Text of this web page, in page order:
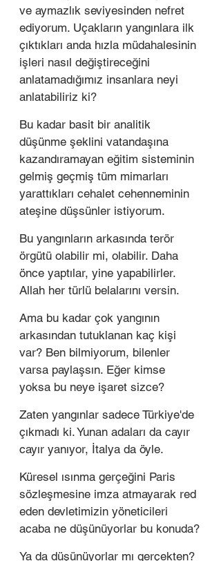
ve aymazlık seviyesinden nefret
ediyorum. Uçakların yangınlara ilk
çıktıkları anda hızla müdahalesinin
işleri nasıl değiştireceğini
anlatamadığımız insanlara neyi
anlatabiliriz ki?
Bu kadar basit bir analitik
düşünme şeklini vatandaşına
kazandıramayan eğitim sisteminin
gelmiş geçmiş tüm mimarları
yarattıkları cehalet cehenneminin
ateşine düşsünler istiyorum.
Bu yangınların arkasında terör
örgütü olabilir mi, olabilir. Daha
önce yaptılar, yine yapabilirler.
Allah her türlü belalarını versin.
Ama bu kadar çok yangının
arkasından tutuklanan kaç kişi
var? Ben bilmiyorum, bilenler
varsa paylaşsın. Eğer kimse
yoksa bu neye işaret sizce?
Zaten yangınlar sadece Türkiye'de
çıkmadı ki. Yunan adaları da cayır
cayır yanıyor, İtalya da öyle.
Küresel ısınma gerçeğini Paris
sözleşmesine imza atmayarak red
eden devletimizin yöneticileri
acaba ne düşünüyorlar bu konuda?
Ya da düşünüyorlar mı gerçekten?